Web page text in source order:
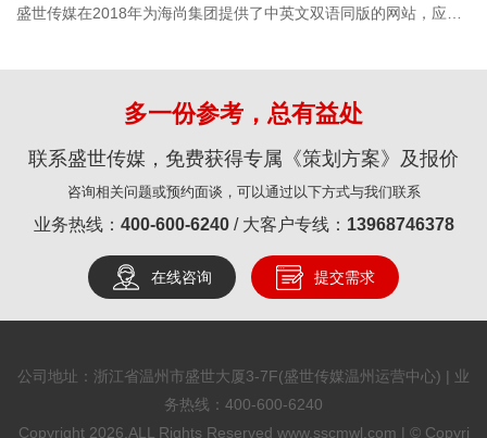
多一份参考，总有益处
联系盛世传媒，免费获得专属《策划方案》及报价
咨询相关问题或预约面谈，可以通过以下方式与我们联系
业务热线： 400-600-6240/ 大客户专线： 13968746378
在线咨询 提交需求
公司地址：浙江省温州市盛世大厦3-7F(盛世传媒温州运营中心) | 业
务热线： 400-600-6240
Copyright 2026,ALL Rights Reserved www.sscmwl.com | © Copyri